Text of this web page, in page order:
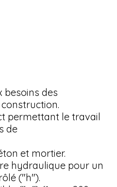
besoins des
permettant le travail
de
et mortier.
hydraulique pour un
("h").